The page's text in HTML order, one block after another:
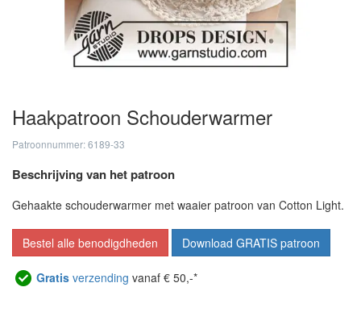
Haakpatroon Schouderwarmer
Patroonnummer: 6189-33
Beschrijving van het patroon
Gehaakte schouderwarmer met waaier patroon van Cotton Light.
Bestel alle benodigdheden Download GRATIS patroon
Gratis verzending vanaf € 50,-*